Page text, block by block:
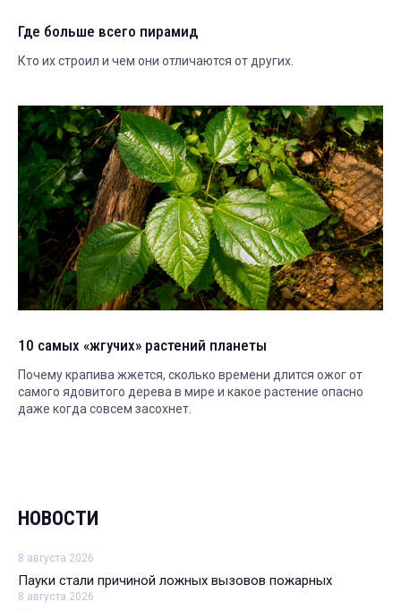
Где больше всего пирамид
Кто их строил и чем они отличаются от других.
10 самых «жгучих» растений планеты
Почему крапива жжется, сколько времени длится ожог от
самого ядовитого дерева в мире и какое растение опасно
даже когда совсем засохнет.
НОВОСТИ
8 августа 2026
Пауки стали причиной ложных вызовов пожарных
8 августа 2026